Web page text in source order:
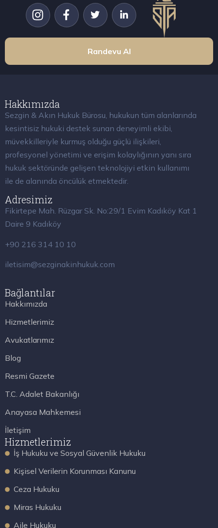
Randevu Al
Hakkımızda
Sezgin & Akın Hukuk Bürosu, hukukun tüm alanlarında
kesintisiz hukuki destek sunan deneyimli ekibi,
müvekkilleriyle kurmuş olduğu güçlü ilişkileri,
profesyonel yönetimi ve erişim kolaylığının yanı sıra
hukuk sektöründe gelişen teknolojiyi etkin kullanımı
ile de alanında öncülük etmektedir.
Adresimiz
Fikirtepe Mah. Rüzgar Sk. No:29/1 Evim Kadıköy Kat 1
Daire 9 Kadıköy
+90 216 314 10 10
iletisim@sezginakinhukuk.com
Bağlantılar
Hakkımızda
Hizmetlerimiz
Avukatlarımız
Blog
Resmi Gazete
T.C. Adalet Bakanlığı
Anayasa Mahkemesi
İletişim
Hizmetlerimiz
İş Hukuku ve Sosyal Güvenlik Hukuku
Kişisel Verilerin Korunması Kanunu
Ceza Hukuku
Miras Hukuku
Aile Hukuku